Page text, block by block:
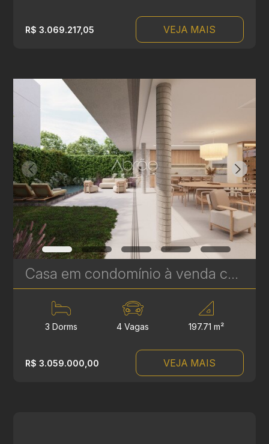
R$ 3.069.217,05 VEJA MAIS
Casa em condomínio à venda com 3 suítes em Campina do Siqueira - 314,84 m² privativos - Casa Áurea | Ref. 1781
3 Dorms 4 Vagas 197.71 m²
R$ 3.059.000,00 VEJA MAIS